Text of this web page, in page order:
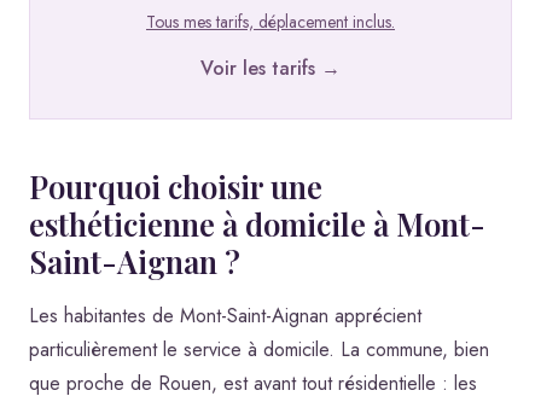
Tous mes tarifs, déplacement inclus.
Voir les tarifs →
Pourquoi choisir une
esthéticienne à domicile à Mont-
Saint-Aignan ?
Les habitantes de Mont-Saint-Aignan apprécient
particulièrement le service à domicile. La commune, bien
que proche de Rouen, est avant tout résidentielle : les